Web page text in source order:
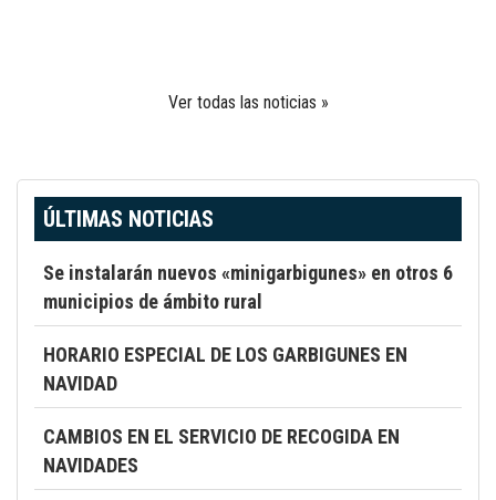
Ver todas las noticias »
ÚLTIMAS NOTICIAS
Se instalarán nuevos «minigarbigunes» en otros 6
municipios de ámbito rural
HORARIO ESPECIAL DE LOS GARBIGUNES EN
NAVIDAD
CAMBIOS EN EL SERVICIO DE RECOGIDA EN
NAVIDADES